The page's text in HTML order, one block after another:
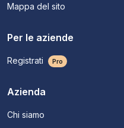
Mappa del sito
Per le aziende
Registrati Pro
Azienda
Chi siamo